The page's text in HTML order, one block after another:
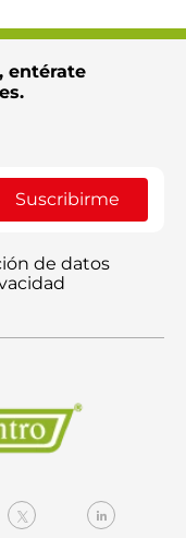
entérate
Suscribirme
de datos